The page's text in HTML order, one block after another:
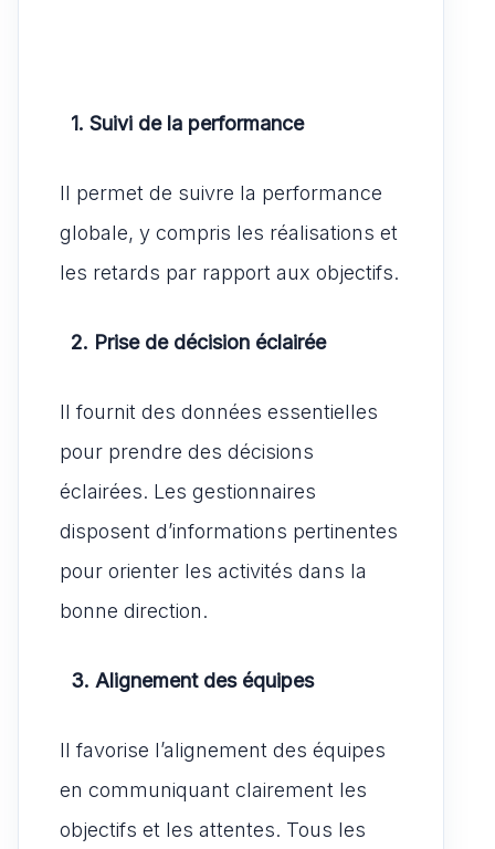
1. Suivi de la performance
Il permet de suivre la performance
globale, y compris les réalisations et
les retards par rapport aux objectifs.
2. Prise de décision éclairée
Il fournit des données essentielles
pour prendre des décisions
éclairées. Les gestionnaires
disposent d’informations pertinentes
pour orienter les activités dans la
bonne direction.
3. Alignement des équipes
Il favorise l’alignement des équipes
en communiquant clairement les
objectifs et les attentes. Tous les